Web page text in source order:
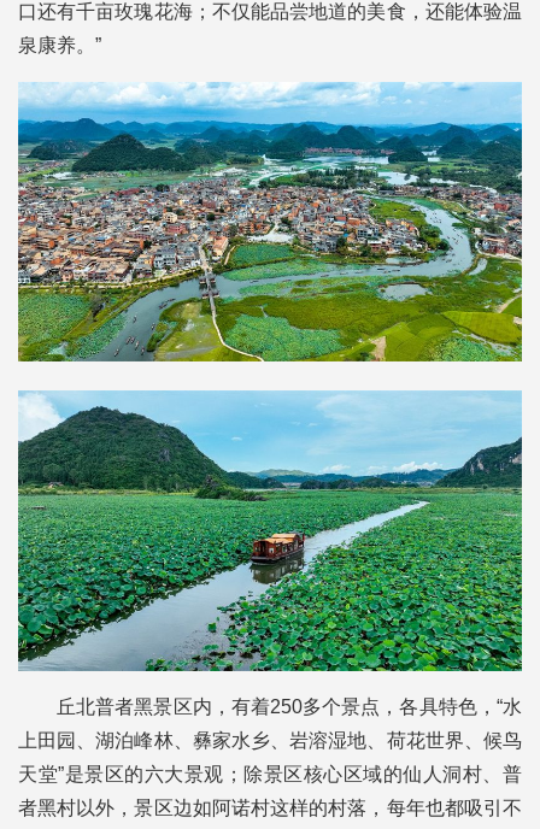
口还有千亩玫瑰花海；不仅能品尝地道的美食，还能体验温
泉康养。”
丘北普者黑景区内，有着250多个景点，各具特色，“水
上田园、湖泊峰林、彝家水乡、岩溶湿地、荷花世界、候鸟
天堂”是景区的六大景观；除景区核心区域的仙人洞村、普
者黑村以外，景区边如阿诺村这样的村落，每年也都吸引不